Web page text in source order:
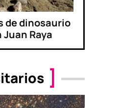
de dinosaurio
Raya